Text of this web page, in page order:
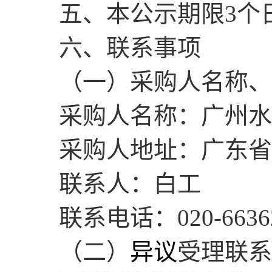
五、本公示期限3个
六、联系事项
（一） 采购人名称
采购人名称：广州
采购人地址：广东
联系人：白工
联系电话： 020-
（二） 异议受理联